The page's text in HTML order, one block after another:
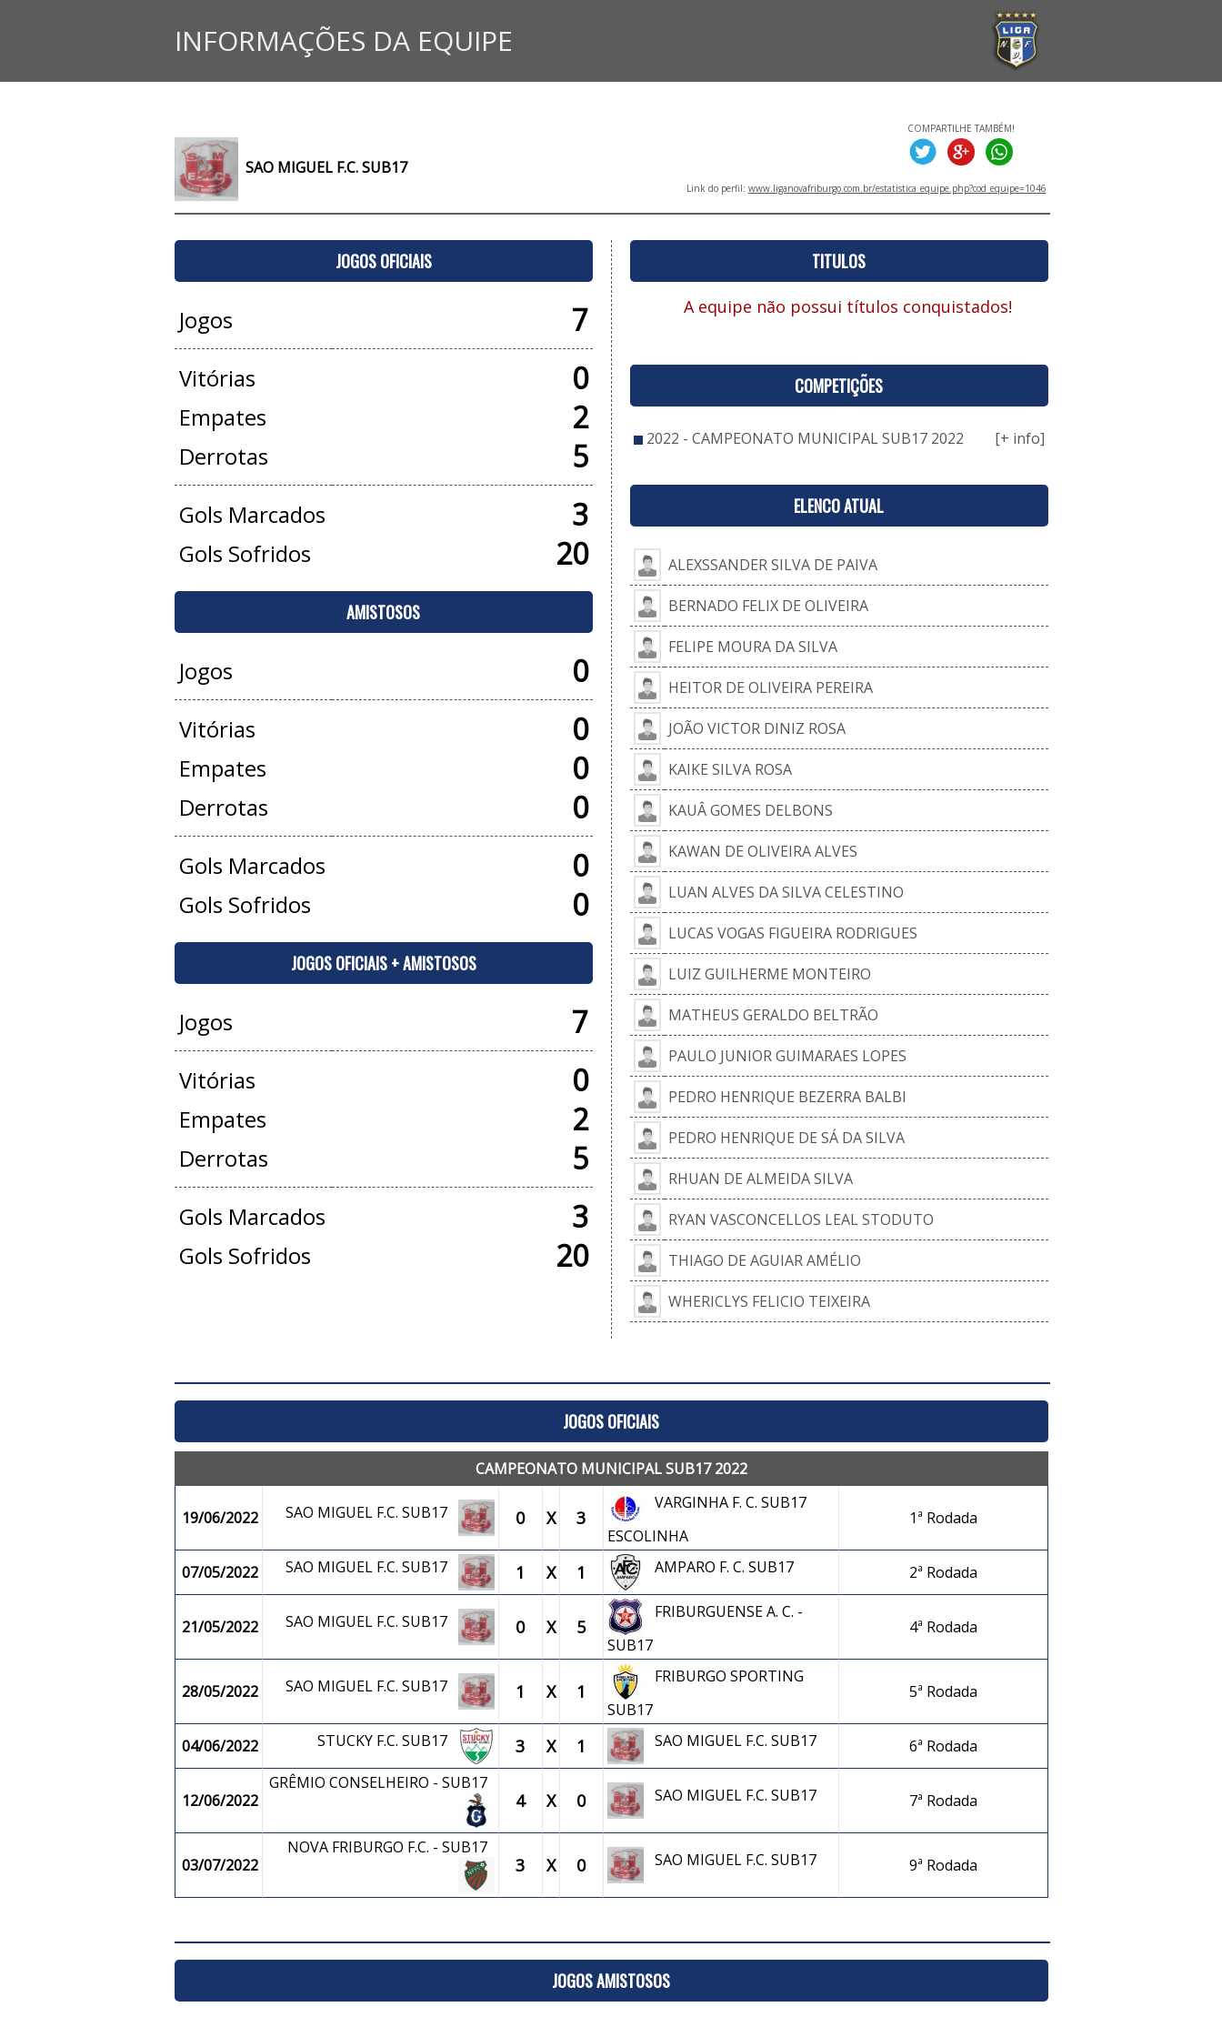
INFORMAÇÕES DA EQUIPE
SAO MIGUEL F.C. SUB17
COMPARTILHE TAMBÉM!
Link do perfil: www.liganovafriburgo.com.br/estatistica_equipe.php?cod_equipe=1046
JOGOS OFICIAIS
Jogos 7
Vitórias 0
Empates 2
Derrotas 5
Gols Marcados 3
Gols Sofridos 20
AMISTOSOS
Jogos 0
Vitórias 0
Empates 0
Derrotas 0
Gols Marcados 0
Gols Sofridos 0
JOGOS OFICIAIS + AMISTOSOS
Jogos 7
Vitórias 0
Empates 2
Derrotas 5
Gols Marcados 3
Gols Sofridos 20
TITULOS
A equipe não possui títulos conquistados!
COMPETIÇÕES
2022 - CAMPEONATO MUNICIPAL SUB17 2022 [+ info]
ELENCO ATUAL
ALEXSSANDER SILVA DE PAIVA
BERNADO FELIX DE OLIVEIRA
FELIPE MOURA DA SILVA
HEITOR DE OLIVEIRA PEREIRA
JOÃO VICTOR DINIZ ROSA
KAIKE SILVA ROSA
KAUÂ GOMES DELBONS
KAWAN DE OLIVEIRA ALVES
LUAN ALVES DA SILVA CELESTINO
LUCAS VOGAS FIGUEIRA RODRIGUES
LUIZ GUILHERME MONTEIRO
MATHEUS GERALDO BELTRÃO
PAULO JUNIOR GUIMARAES LOPES
PEDRO HENRIQUE BEZERRA BALBI
PEDRO HENRIQUE DE SÁ DA SILVA
RHUAN DE ALMEIDA SILVA
RYAN VASCONCELLOS LEAL STODUTO
THIAGO DE AGUIAR AMÉLIO
WHERICLYS FELICIO TEIXEIRA
JOGOS OFICIAIS
CAMPEONATO MUNICIPAL SUB17 2022
19/06/2022 SAO MIGUEL F.C. SUB17 0 X 3
VARGINHA F. C. SUB17
ESCOLINHA
1ª Rodada
07/05/2022 SAO MIGUEL F.C. SUB17 1 X 1 AMPARO F. C. SUB17 2ª Rodada
21/05/2022 SAO MIGUEL F.C. SUB17 0 X 5
FRIBURGUENSE A. C. -
SUB17
4ª Rodada
28/05/2022 SAO MIGUEL F.C. SUB17 1 X 1
FRIBURGO SPORTING
SUB17
5ª Rodada
04/06/2022 STUCKY F.C. SUB17 3 X 1 SAO MIGUEL F.C. SUB17 6ª Rodada
12/06/2022
GRÊMIO CONSELHEIRO - SUB17
4 X 0 SAO MIGUEL F.C. SUB17 7ª Rodada
03/07/2022
NOVA FRIBURGO F.C. - SUB17
3 X 0 SAO MIGUEL F.C. SUB17 9ª Rodada
JOGOS AMISTOSOS